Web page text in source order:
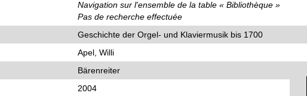
Navigation sur l'ensemble de la table « Bibliothèque »
Pas de recherche effectuée
Geschichte der Orgel- und Klaviermusik bis 1700
Apel, Willi
Bärenreiter
2004